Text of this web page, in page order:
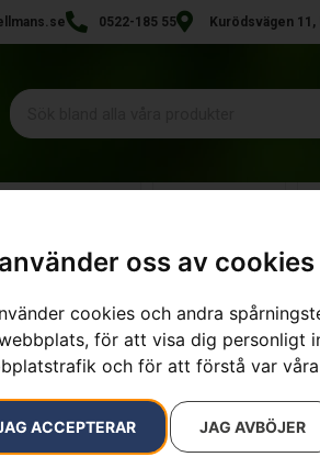
oss av cookies
cookies och andra
för att visa dig personligt
och för att förstå var
ACCEPTERAR JAG AVBÖJER
0522-185 55 Kurödsvägen 11,
Endast ett sökresultat